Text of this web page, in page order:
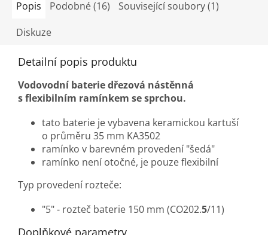
Popis Podobné (16)
Související soubory (1)
Diskuze
Detailní popis produktu
Vodovodní baterie dřezová nástěnná
s flexibilním ramínkem se sprchou.
tato baterie je vybavena keramickou kartuší
o průměru 35 mm KA3502
ramínko v barevném provedení "šedá"
ramínko není otočné, je pouze flexibilní
Typ provedení rozteče:
"5" - rozteč baterie 150 mm (CO202.5/11)
Doplňkové parametry